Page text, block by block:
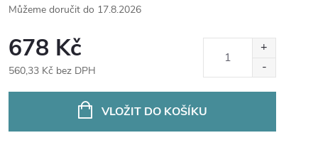
17.8.2026
678 Kč
560,33 Kč bez DPH
VLOŽIT DO KOŠÍKU